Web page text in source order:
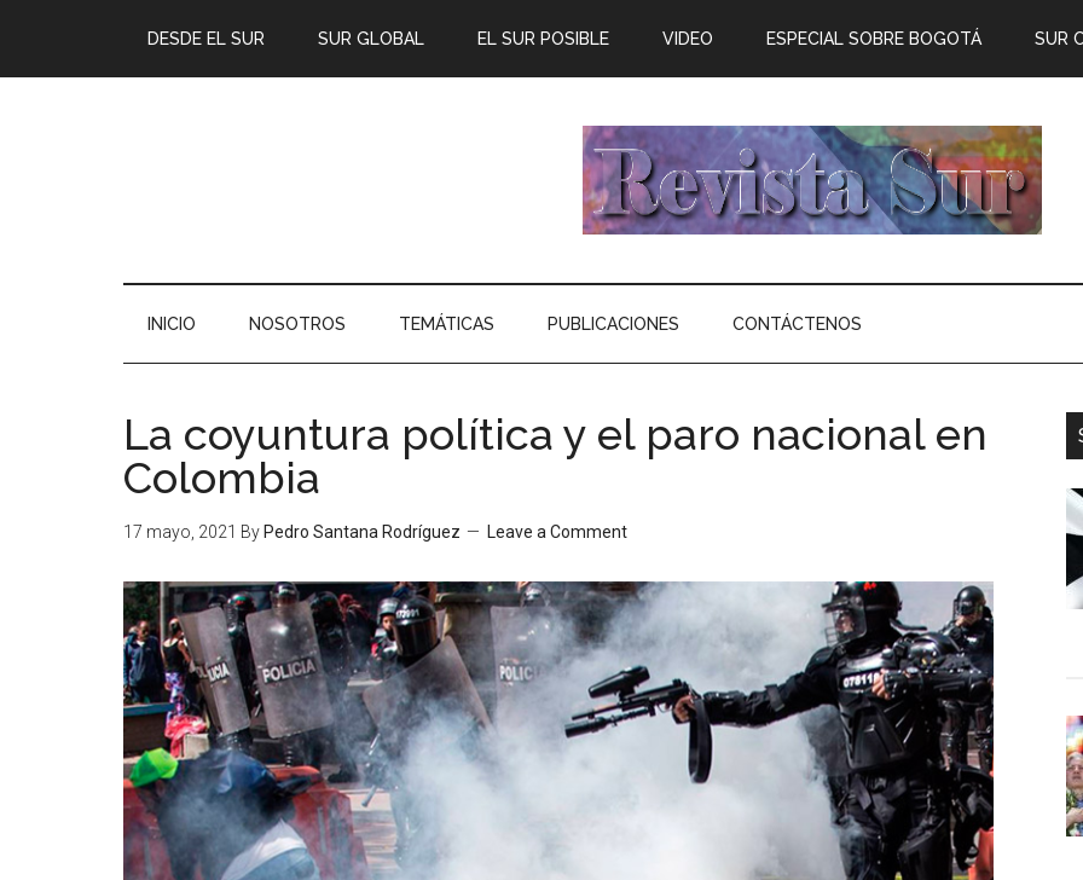
DESDE EL SUR SUR GLOBAL EL SUR POSIBLE VIDEO ESPECIAL SOBRE BOGOTÁ SUR
INICIO NOSOTROS TEMÁTICAS PUBLICACIONES CONTÁCTENOS
La coyuntura política y el paro nacional en
Colombia
17 mayo, 2021 By Pedro Santana Rodríguez Leave a Comment